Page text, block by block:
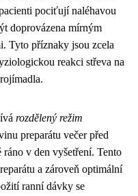
pociťují naléhavou
doprovázena mírným
Tyto příznaky jsou zcela
reakci střeva na
rozdělený režim
preparátu večer před
v den vyšetření. Tento
a zároveň optimální
ranní dávky se